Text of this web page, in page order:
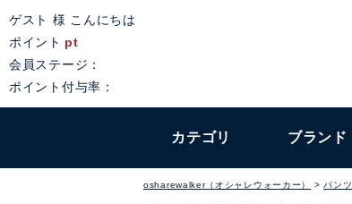
ゲスト 様 こんにちは
ポイント pt
会員ステージ：
ポイント付与率：
カテゴリ ブランド
osharewalker（オシャレウォーカー） パンツ